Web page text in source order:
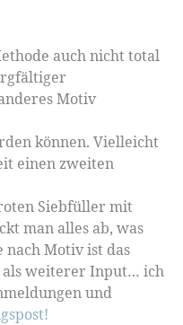
auch nicht total
Motiv
können. Vielleicht
einen zweiten
Siebfüller mit
man alles ab, was
Motiv ist das
als weiterer Input… ich
und